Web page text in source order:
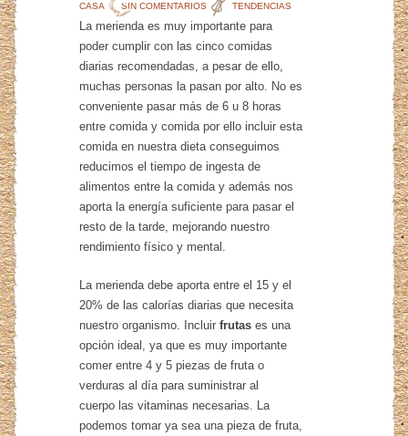
CASA SIN COMENTARIOS TENDENCIAS
La merienda es muy importante para
poder cumplir con las cinco comidas
diarias recomendadas, a pesar de ello,
muchas personas la pasan por alto. No es
conveniente pasar más de 6 u 8 horas
entre comida y comida por ello incluir esta
comida en nuestra dieta conseguimos
reducimos el tiempo de ingesta de
alimentos entre la comida y además nos
aporta la energía suficiente para pasar el
resto de la tarde, mejorando nuestro
rendimiento físico y mental.
La merienda debe aporta entre el 15 y el
20% de las calorías diarias que necesita
nuestro organismo. Incluirfrutas es una
opción ideal, ya que es muy importante
comer entre 4 y 5 piezas de fruta o
verduras al día para suministrar al
cuerpo las vitaminas necesarias. La
podemos tomar ya sea una pieza de fruta,